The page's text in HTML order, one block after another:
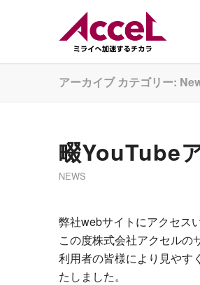
アーカイブ カテゴリー:
畷YouTube
NEWS
弊社webサイトにアクセス
この度株式会社アクセルの
利用者の皆様により見やす
たしました。